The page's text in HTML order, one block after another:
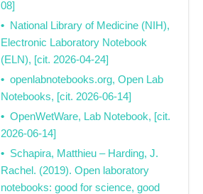
08]
National Library of Medicine (NIH),
Electronic Laboratory Notebook
(ELN), [cit. 2026-04-24]
openlabnotebooks.org, Open Lab
Notebooks, [cit. 2026-06-14]
OpenWetWare, Lab Notebook, [cit.
2026-06-14]
Schapira, Matthieu – Harding, J.
Rachel. (2019). Open laboratory
notebooks: good for science, good